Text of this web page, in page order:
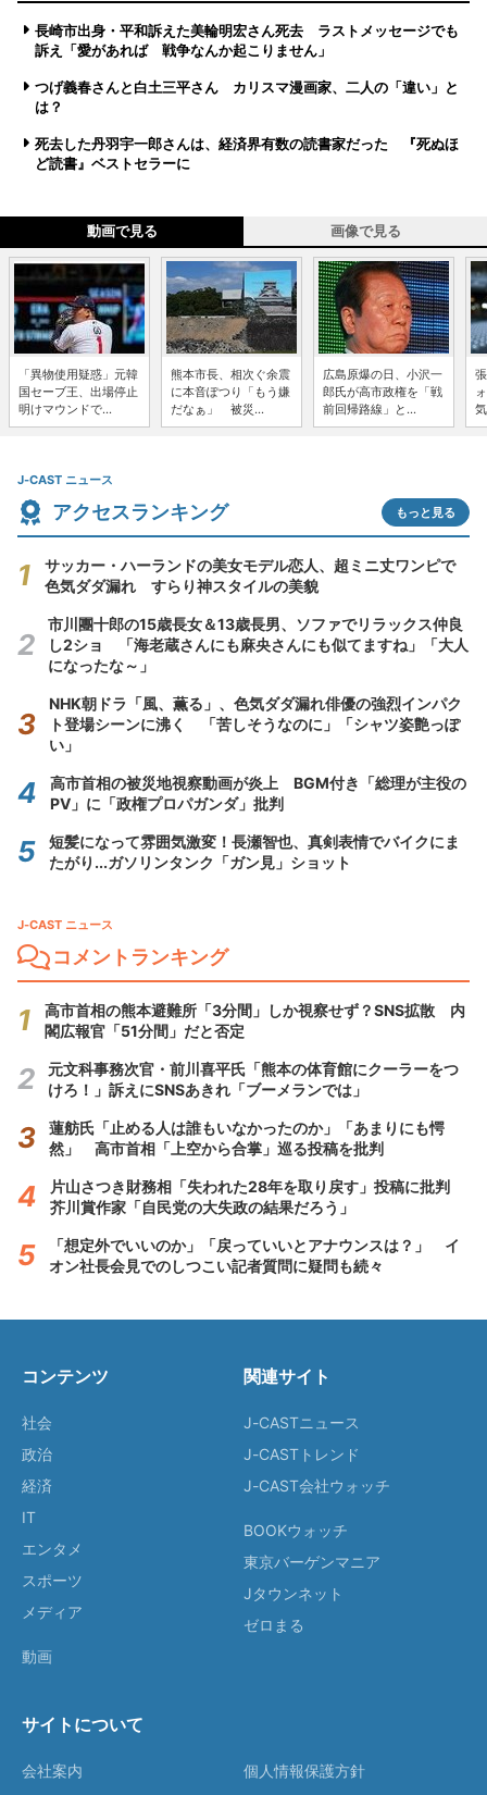
長崎市出身・平和訴えた美輪明宏さん死去 ラストメッセージでも
訴え「愛があれば 戦争なんか起こりません」
つげ義春さんと白土三平さん カリスマ漫画家、二人の「違い」と
は？
死去した丹羽宇一郎さんは、経済界有数の読書家だった 『死ぬほ
ど読書』ベストセラーに
動画で見る 画像で見る
「異物使用疑惑」元韓
国セーブ王、出場停止
明けマウンドで...
熊本市長、相次ぐ余震
に本音ぽつり「もう嫌
だなぁ」 被災...
広島原爆の日、小沢一
郎氏が高市政権を「戦
前回帰路線」と...
J-CAST ニュース
アクセスランキング もっと見る
サッカー・ハーランドの美女モデル恋人、超ミニ丈ワンピで
色気ダダ漏れ すらり神スタイルの美貌
市川團十郎の15歳長女＆13歳長男、ソファでリラックス仲良
し2ショ 「海老蔵さんにも麻央さんにも似てますね」「大人
になったな～」
NHK朝ドラ「風、薫る」、色気ダダ漏れ俳優の強烈インパク
ト登場シーンに沸く 「苦しそうなのに」「シャツ姿艶っぽ
い」
高市首相の被災地視察動画が炎上 BGM付き「総理が主役の
PV」に「政権プロパガンダ」批判
短髪になって雰囲気激変！長瀬智也、真剣表情でバイクにま
たがり...ガソリンタンク「ガン見」ショット
J-CAST ニュース
コメントランキング
高市首相の熊本避難所「3分間」しか視察せず？SNS拡散 内
閣広報官「51分間」だと否定
元文科事務次官・前川喜平氏「熊本の体育館にクーラーをつ
けろ！」訴えにSNSあきれ「ブーメランでは」
蓮舫氏「止める人は誰もいなかったのか」「あまりにも愕
然」 高市首相「上空から合掌」巡る投稿を批判
片山さつき財務相「失われた28年を取り戻す」投稿に批判
芥川賞作家「自民党の大失政の結果だろう」
「想定外でいいのか」「戻っていいとアナウンスは？」 イ
オン社長会見でのしつこい記者質問に疑問も続々
コンテンツ
社会
政治
経済
IT
エンタメ
スポーツ
メディア
動画
関連サイト
J-CASTニュース
J-CASTトレンド
J-CAST会社ウォッチ
BOOKウォッチ
東京バーゲンマニア
Jタウンネット
ゼロまる
サイトについて
会社案内
個人情報保護方針